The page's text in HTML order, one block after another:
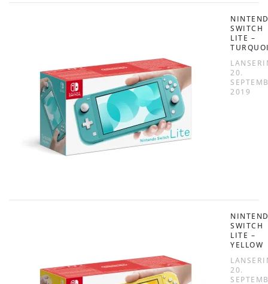
SWITCH
LITE –
20.
2019
SWITCH
LITE –
YELLOW
20.